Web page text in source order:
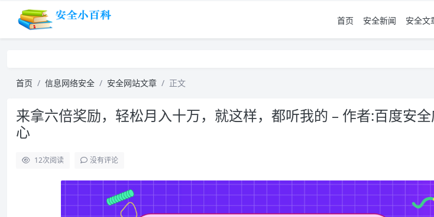
首页 安全新闻 安全文
首页 信息网络安全 安全网站文章 正文
来拿六倍奖励，轻松月入十万，就这样，都听我的 – 作者:百度安
心
12次阅读 没有评论